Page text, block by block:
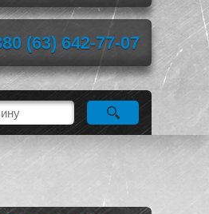
(63) 642-77-07